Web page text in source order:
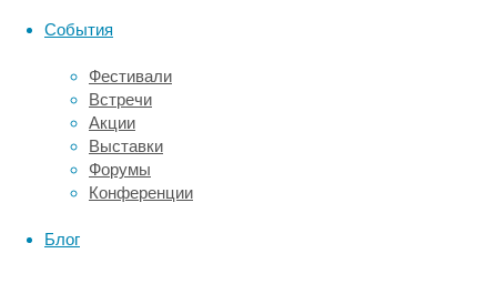
События
Фестивали
Встречи
Акции
Выставки
Форумы
Конференции
Блог
разной
измельченной
тли. Результаты
работы
опубликованы
в
журнале